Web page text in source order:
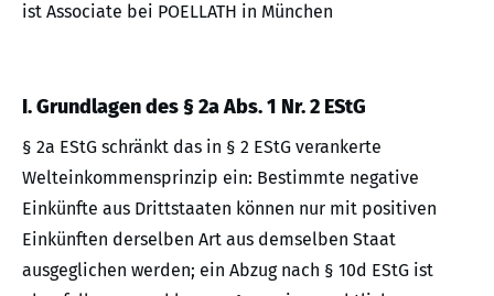
ist Associate bei POELLATH in München
I. Grundlagen des § 2a Abs. 1 Nr. 2 EStG
§ 2a EStG schränkt das in § 2 EStG verankerte
Welteinkommensprinzip ein: Bestimmte negative
Einkünfte aus Drittstaaten können nur mit positiven
Einkünften derselben Art aus demselben Staat
ausgeglichen werden; ein Abzug nach § 10d EStG ist